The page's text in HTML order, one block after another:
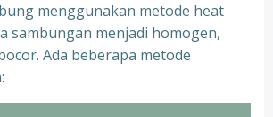
menggunakan metode heat
sambungan menjadi homogen,
Ada beberapa metode